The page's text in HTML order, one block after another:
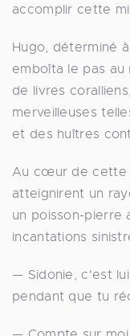
accomplir cette
Hugo, déterminé
emboîta le pas au
de livres
merveilleuses
et des huîtres
Au cœur de cette
atteignirent un
un poisson-pierre
incantations
— Sidonie, c'est
pendant que tu